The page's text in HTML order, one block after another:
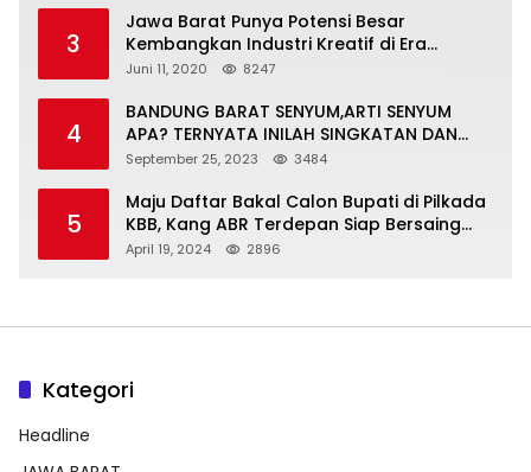
3
Jawa Barat Punya Potensi Besar
Kembangkan Industri Kreatif di Era
Normal Baru
Juni 11, 2020 8247
4
BANDUNG BARAT SENYUM,ARTI SENYUM
APA? TERNYATA INILAH SINGKATAN DAN
MAKNANYA
September 25, 2023 3484
5
Maju Daftar Bakal Calon Bupati di Pilkada
KBB, Kang ABR Terdepan Siap Bersaing
Dengan Balon Lainnya
April 19, 2024 2896
Kategori
Headline